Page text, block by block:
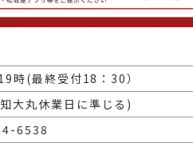
時(最終受付18：30）
大丸休業日に準じる)
6538